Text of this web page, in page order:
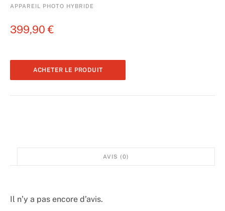
APPAREIL PHOTO HYBRIDE
399,90€
ACHETER LE PRODUIT
AVIS (0)
Il n’y a pas encore d’avis.